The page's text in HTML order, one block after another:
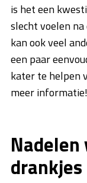
is het een
slecht voelen
kan ook veel
een paar
kater te helpen
meer informatie!
Nadelen
drankjes